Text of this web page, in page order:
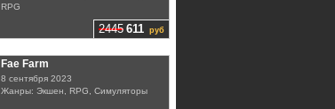
2445 611 руб
RPG
Fae Farm
8 сентября 2023
Жанры: Экшен, RPG, Симуляторы